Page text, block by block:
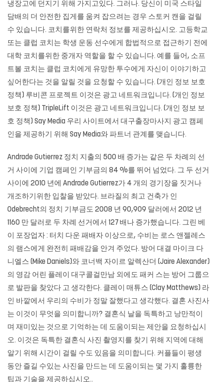
냉장고에 던지기 위해 가지고있다. 그러나. 당신이 미국 스타일
담배의 더 안전한 집게를 움켜 잡으려는 경우 스토커 캔을 걸릴
수 있습니다. 코치를위한 연락처 정보를 제공하십시오. 고등학교
또는 클럽 코치는 학생 운동 선수에게 합법적으로 접근하기 전에
대학 코치를위한 중개자 역할을 할 수 있습니다. 예를 들어, 소프
트볼 코치는 클럽 코치에게 유망한 투수에게 자신이 이야기하고
싶어한다는 것을 알릴 것을 요청할 수 있습니다. (개인 정보 보호
정책) 루비콘 프로젝트 이것은 광고 네트워크입니다. (개인 정보
보호 정책) TripleLift 이것은 광고 네트워크입니다. (개인 정보 보
호 정책) Say Media 우리 사이트에서 대구출장마사지 광고 캠페
인을 제공하기 위해 Say Media와 파트너 관계를 맺습니다.
Andrade Gutierrez 정치 지출의 500 배 증가는 같은 두 차례의 선
거 사이에 기업 캠페인 기부금의 84 %를 뛰어 넘었다. 그 두 선거
사이에 2010 년에 Andrade Gutierrez가 4 개의 경기장을 짓거나
개조하기위한 입찰을 받았다. 브라질의 최고 건축가 인
Odebrecht의 정치 기부금도 2008 년 90,909 달러에서 2012 년
1160 만 달러로 두 차례 선거에서 127 배나 증가했습니다. 그린 베
이 포장업자 : 터치 다운 패배자 이상으로, 수비는 로스 앤젤레스
의 램스에게 완전히 패배감을 안겨 주었다. 방어 대결 마이크 다
니엘스 (Mike Daniels)와 코너백 자이르 알렉산더 (Jaire Alexander)
의 영감 어린 플레이 대구콜걸만남 외에도 패커 스는 방어 그룹으
로 발판을 찾았다 고 생각한다. 클레이 매튜스 (Clay Matthews) 라
인 바깥에서 우리의 수비가 정말 잘했다고 생각했다. 결혼 사진사
는 이것이 무엇을 의미합니까? 결혼식 날을 독특하고 낭만적이
며 재미있는 것으로 기억하는 데 도움이되는 제안을 요청하십시
오. 이것은 독특한 결혼식 사진 촬영지를 찾기 위해 지역에 대해
알기 위해 시간이 걸릴 수도 있음을 의미합니다. 커플들이 평생
동안 즐길 수있는 사진을 만드는 데 도움이되는 몇 가지 훌륭한
팁과 기술을 제공하십시오..